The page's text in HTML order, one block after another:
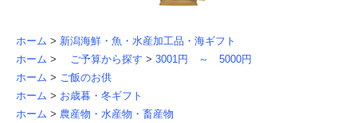
ホーム > 新潟海鮮・魚・水産加工品・海ギフト
ホーム > ご予算から探す > 3001円 ～ 5000円
ホーム > ご飯のお供
ホーム > お歳暮・冬ギフト
ホーム > 農産物・水産物・畜産物